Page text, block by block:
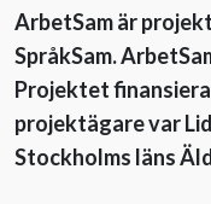
ArbetSam är
SpråkSam.
Projektet
projektägare var
Stockholms läns